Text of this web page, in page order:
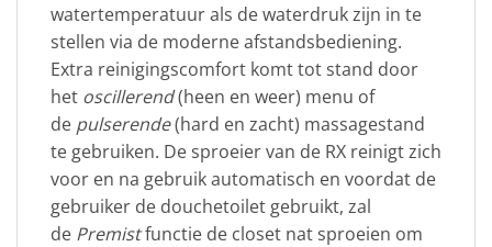
watertemperatuur als de waterdruk zijn in te
stellen via de moderne afstandsbediening.
Extra reinigingscomfort komt tot stand door
het oscillerend(heen en weer) menu of
de pulserende(hard en zacht) massagestand
te gebruiken. De sproeier van de RX reinigt zich
voor en na gebruik automatisch en voordat de
gebruiker de douchetoilet gebruikt, zal
de Premistfunctie de closet nat sproeien om